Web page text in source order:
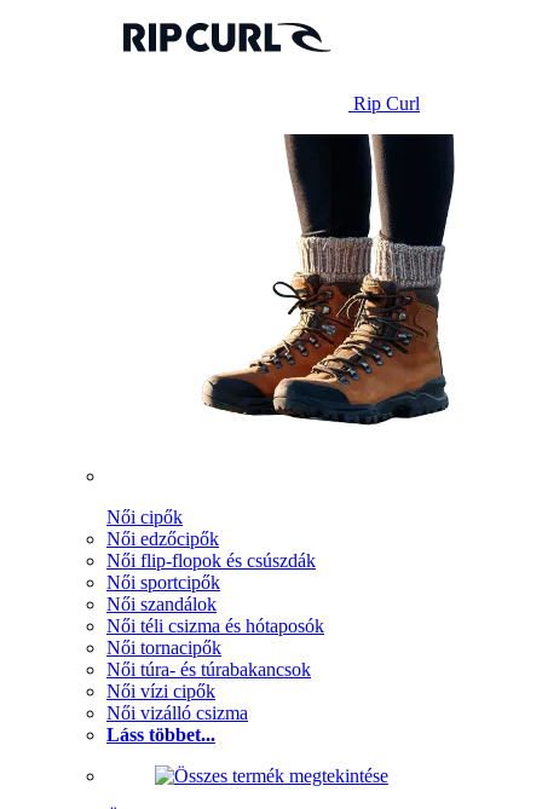
Rip Curl
Női cipők
Női edzőcipők
Női flip-flopok és csúszdák
Női sportcipők
Női szandálok
Női téli csizma és hótaposók
Női tornacipők
Női túra- és túrabakancsok
Női vízi cipők
Női vizálló csizma
Láss többet...